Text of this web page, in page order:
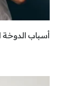
أسباب الدوخة